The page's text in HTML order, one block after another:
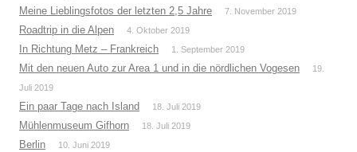
Meine Lieblingsfotos der letzten 2,5 Jahre 7. November 2019
Roadtrip in die Alpen 4. Oktober 2019
In Richtung Metz – Frankreich 1. September 2019
Mit den neuen Auto zur Area 1 und in die nördlichen Vogesen
19.
Juli 2019
Ein paar Tage nach Island 18. Juli 2019
Mühlenmuseum Gifhorn 18. Juli 2019
Berlin 10. Juni 2019